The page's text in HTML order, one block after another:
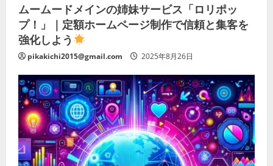
ムームードメインの姉妹サービス「ロリポッ
プ！」｜定額ホームページ制作で信頼と集客を
強化しよう
pikakichi2015@gmail.com 2025年8月26日